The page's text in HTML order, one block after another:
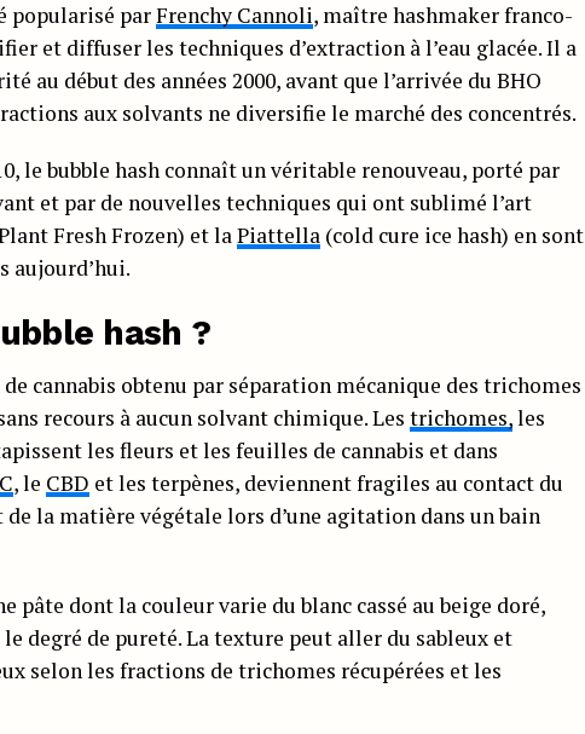
popularisé parFrenchy Cannoli, maître hashmaker franco-
et diffuser les techniques d’extraction à l’eau glacée. Il a
au début des années 2000, avant que l’arrivée du BHO
aux solvants ne diversifie le marché des concentrés.
le bubble hash connaît un véritable renouveau, porté par
et par de nouvelles techniques qui ont sublimé l’art
Fresh Frozen) et laPiattella (cold cure ice hash) en sont
aujourd’hui.
hash ?
cannabis obtenu par séparation mécanique des trichomes
recours à aucun solvant chimique. Les trichomes,les
les fleurs et les feuilles de cannabis et dans
, le CBD et les terpènes, deviennent fragiles au contact du
la matière végétale lors d’une agitation dans un bain
pâte dont la couleur varie du blanc cassé au beige doré,
degré de pureté. La texture peut aller du sableux et
selon les fractions de trichomes récupérées et les